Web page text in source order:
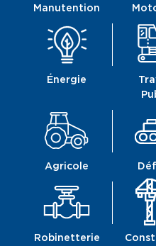
Manutention
Énergie
Agricole
Robinetterie